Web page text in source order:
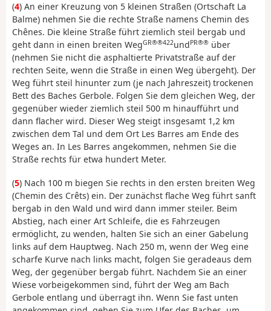
(4) An einer Kreuzung von 5 kleinen Straßen (Ortschaft La
Balme) nehmen Sie die rechte Straße namens Chemin des
Chênes. Die kleine Straße führt ziemlich steil bergab und
geht dann in einen breiten WegGR®®422undPR®® über
(nehmen Sie nicht die asphaltierte Privatstraße auf der
rechten Seite, wenn die Straße in einen Weg übergeht). Der
Weg führt steil hinunter zum (je nach Jahreszeit) trockenen
Bett des Baches Gerbole. Folgen Sie dem gleichen Weg, der
gegenüber wieder ziemlich steil 500 m hinaufführt und
dann flacher wird. Dieser Weg steigt insgesamt 1,2 km
zwischen dem Tal und dem Ort Les Barres am Ende des
Weges an. In Les Barres angekommen, nehmen Sie die
Straße rechts für etwa hundert Meter.
(5) Nach 100 m biegen Sie rechts in den ersten breiten Weg
(Chemin des Crêts) ein. Der zunächst flache Weg führt sanft
bergab in den Wald und wird dann immer steiler. Beim
Abstieg, nach einer Art Schleife, die es Fahrzeugen
ermöglicht, zu wenden, halten Sie sich an einer Gabelung
links auf dem Hauptweg. Nach 250 m, wenn der Weg eine
scharfe Kurve nach links macht, folgen Sie geradeaus dem
Weg, der gegenüber bergab führt. Nachdem Sie an einer
Wiese vorbeigekommen sind, führt der Weg am Bach
Gerbole entlang und überragt ihn. Wenn Sie fast unten